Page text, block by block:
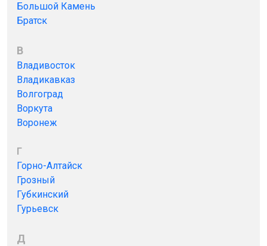
Большой Камень
Братск
В
Владивосток
Владикавказ
Волгоград
Воркута
Воронеж
Г
Горно-Алтайск
Грозный
Губкинский
Гурьевск
Д